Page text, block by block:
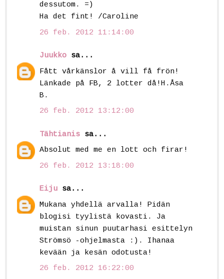
dessutom. =)
Ha det fint! /Caroline
26 feb. 2012 11:14:00
Juukko sa...
Fått vårkänslor å vill få frön!
Länkade på FB, 2 lotter då!H.Åsa
B.
26 feb. 2012 13:12:00
Tähtianis sa...
Absolut med me en lott och firar!
26 feb. 2012 13:18:00
Eiju sa...
Mukana yhdellä arvalla! Pidän
blogisi tyylistä kovasti. Ja
muistan sinun puutarhasi esittelyn
Strömsö -ohjelmasta :). Ihanaa
kevään ja kesän odotusta!
26 feb. 2012 16:22:00